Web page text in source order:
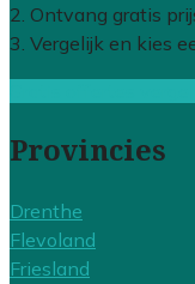
2. Ontvang gratis
3. Vergelijk en kies
Provincies
Drenthe
Flevoland
Friesland